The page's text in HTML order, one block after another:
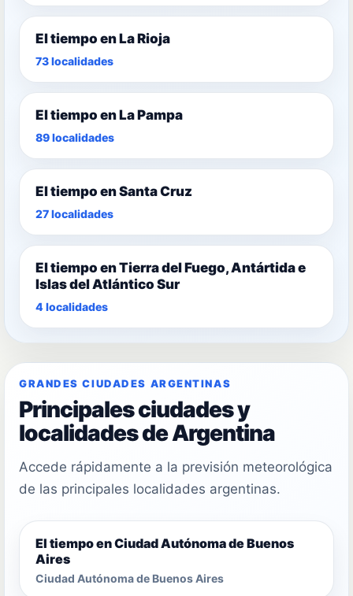
El tiempo en La Rioja
73 localidades
El tiempo en La Pampa
89 localidades
El tiempo en Santa Cruz
27 localidades
El tiempo en Tierra del Fuego, Antártida e
Islas del Atlántico Sur
4 localidades
GRANDES CIUDADES ARGENTINAS
Principales ciudades y
localidades de Argentina
Accede rápidamente a la previsión meteorológica
de las principales localidades argentinas.
El tiempo en Ciudad Autónoma de Buenos
Aires
Ciudad Autónoma de Buenos Aires